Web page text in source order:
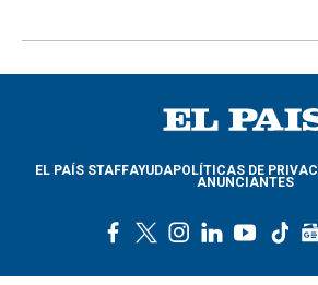
EL PAÍS STAFFAYUDAPOLÍTICAS DE
ANUNCIANTES
c
w
i
s
l
n
y
u
t
k